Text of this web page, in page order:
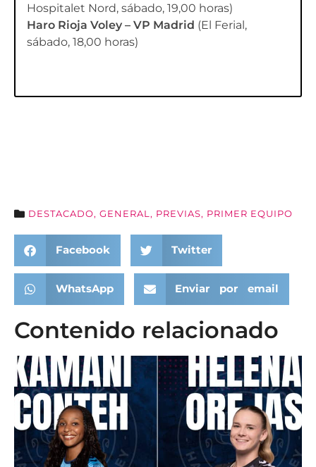
Hospitalet Nord, sábado, 19,00 horas)
Haro Rioja Voley – VP Madrid (El Ferial,
sábado, 18,00 horas)
DESTACADO, GENERAL , PREVIAS, PRIMER EQUIPO
Facebook Twitter
WhatsApp Enviar por email
Contenido relacionado